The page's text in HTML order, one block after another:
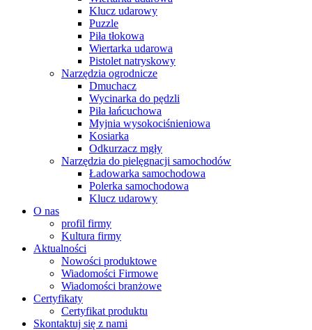
Klucz udarowy
Puzzle
Piła tłokowa
Wiertarka udarowa
Pistolet natryskowy
Narzędzia ogrodnicze
Dmuchacz
Wycinarka do pędzli
Piła łańcuchowa
Myjnia wysokociśnieniowa
Kosiarka
Odkurzacz mgły
Narzędzia do pielęgnacji samochodów
Ładowarka samochodowa
Polerka samochodowa
Klucz udarowy
O nas
profil firmy
Kultura firmy
Aktualności
Nowości produktowe
Wiadomości Firmowe
Wiadomości branżowe
Certyfikaty
Certyfikat produktu
Skontaktuj się z nami